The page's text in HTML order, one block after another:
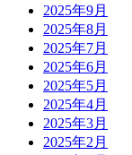
2025年9月
2025年8月
2025年7月
2025年6月
2025年5月
2025年4月
2025年3月
2025年2月